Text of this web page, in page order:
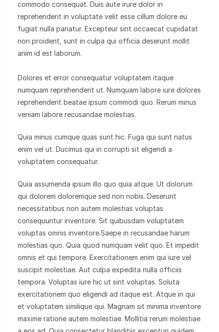
commodo consequat. Duis aute irure dolor in
reprehenderit in voluptate velit esse cillum dolore eu
fugiat nulla pariatur. Excepteur sint occaecat cupidatat
non proident, sunt in culpa qui officia deserunt mollit
anim id est laborum.
Dolores et error consequatur voluptatem itaque
numquam reprehenderit ut. Numquam labore iure dolores
reprehenderit beatae ipsum commodi quo. Rerum minus
veniam labore recusandae molestias.
Quia minus cumque quas sunt hic. Fuga qui sunt natus
enim vel ut. Ducimus qui in corrupti sit eligendi a
voluptatem consequatur.
Quia assumenda ipsum illo quo quia atque. Ut dolorum
qui dolorem doloremque sed non nobis. Deserunt
necessitatibus non autem molestias voluptas
consequuntur inventore. Sit quibusdam voluptatem
voluptas omnis inventore.Saepe in recusandae harum
molestias quo. Quia quod numquam velit quo. Et impedit
omnis et qui tempore. Exercitationem enim qui iure vel
suscipit molestiae. Aut culpa expedita nulla officiis
tempora. Voluptas iure hic ut sint voluptas. Soluta
exercitationem quo eligendi ad itaque est. Atque in qui
et voluptatem similique qui. Magnam sit minima inventore
maxime ratione autem molestiae. Mollitia rerum molestiae